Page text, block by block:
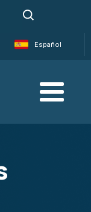
Español